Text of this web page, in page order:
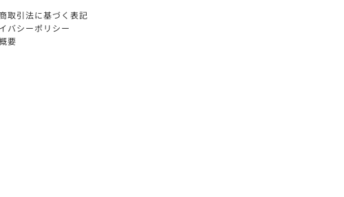
取引法に基づく表記
バシーポリシー
要